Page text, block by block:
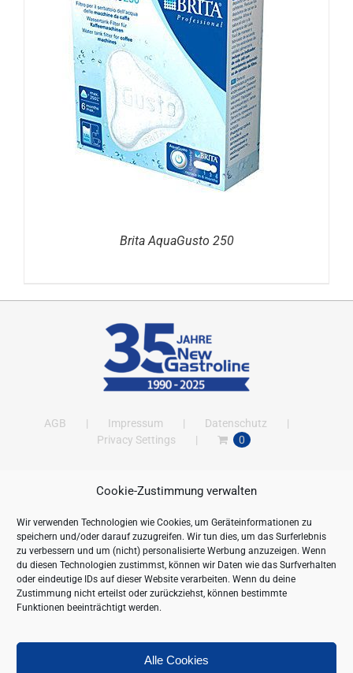
Cookie-Zustimmung verwalten
Wir verwenden Technologien wie Cookies, um Geräteinformationen zu
speichern und/oder darauf zuzugreifen. Wir tun dies, um das Surferlebnis
zu verbessern und um (nicht) personalisierte Werbung anzuzeigen. Wenn
du diesen Technologien zustimmst, können wir Daten wie das Surfverhalten
oder eindeutige IDs auf dieser Website verarbeiten. Wenn du deine
Zustimmung nicht erteilst oder zurückziehst, können bestimmte
Funktionen beeinträchtigt werden.
Alle Cookies
DETAILS
Brita AquaGusto 250
AGB Impressum
Datenschutz
Privacy Settings
0
ANSCHRIFT
New Gastroline GmbH
Barthestraße 115
18356 Barth
Deutschland/Germany
Öffnungszeiten:
Mo. - Fr. 09.00 bis 16.00 Uhr
https://www.newgastroline.de